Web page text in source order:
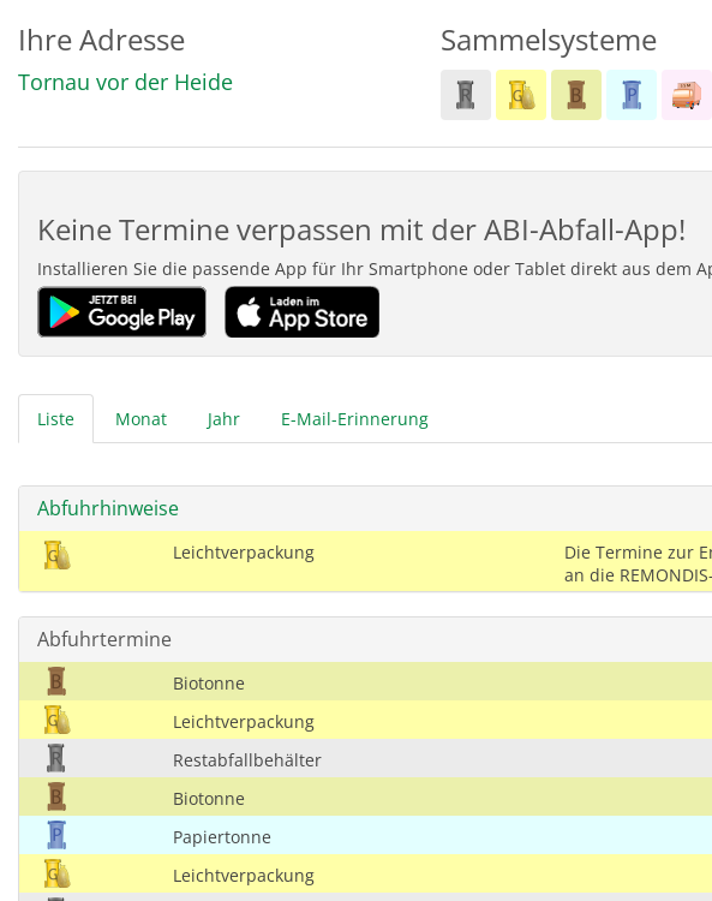
Ihre Adresse
Tornau vor der Heide
Sammelsysteme
Keine Termine verpassen mit der ABI-Abfall-App!
Installieren Sie die passende App für Ihr Smartphone oder Tablet direkt aus
Liste Monat Jahr E-Mail-Erinnerung
Abfuhrhinweise
Leichtverpackung Die Termine zur
an die
Abfuhrtermine
Biotonne
Leichtverpackung
Restabfallbehälter
Biotonne
Papiertonne
Leichtverpackung